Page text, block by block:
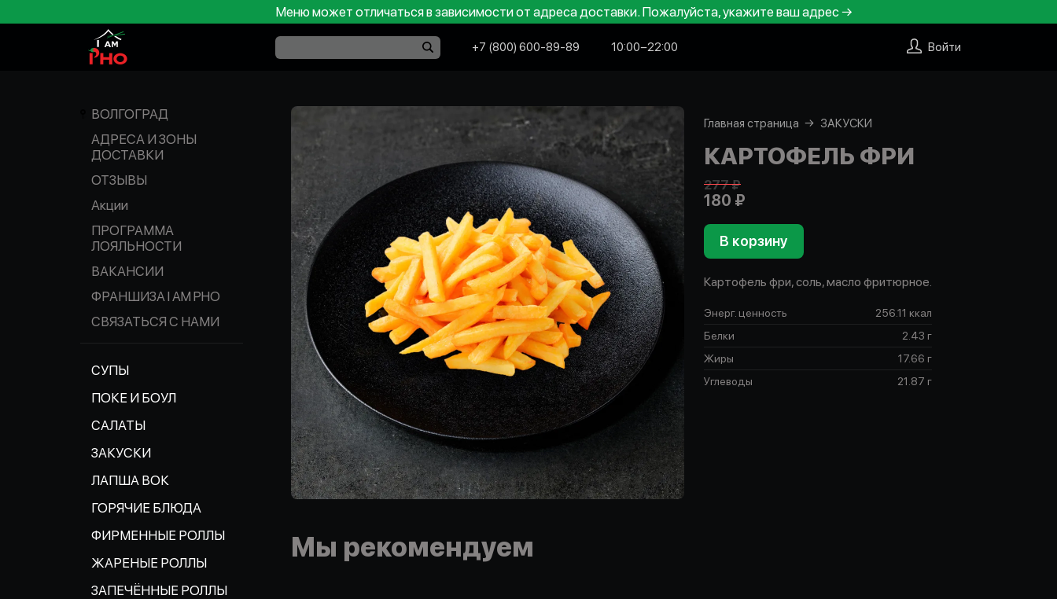
Меню может отличаться в зависимости от адреса доставки. Пожалуйста, укажите ваш адрес →
+7 (800) 600-89-89 10:00−22:00 Войти
ВОЛГОГРАД
АДРЕСА И ЗОНЫ
ДОСТАВКИ
ОТЗЫВЫ
Акции
ПРОГРАММА
ЛОЯЛЬНОСТИ
ВАКАНСИИ
ФРАНШИЗА I AM PHO
СВЯЗАТЬСЯ С НАМИ
СУПЫ
ПОКЕ И БОУЛ
САЛАТЫ
ЗАКУСКИ
ЛАПША ВОК
ГОРЯЧИЕ БЛЮДА
ФИРМЕННЫЕ РОЛЛЫ
ЖАРЕНЫЕ РОЛЛЫ
ЗАПЕЧЁННЫЕ РОЛЛЫ
Главная страница ЗАКУСКИ
КАРТОФЕЛЬ ФРИ
277 ₽
180 ₽
В корзину
Картофель фри, соль, масло фритюрное.
Энерг. ценность
256.11 ккал
Белки
2.43 г
Жиры
17.66 г
Углеводы
21.87 г
Мы рекомендуем